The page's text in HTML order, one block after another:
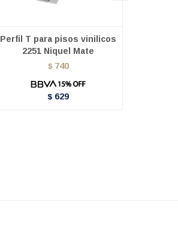
Perfil T para pisos vinilicos
2251 Niquel Mate
$ 740
$ 629